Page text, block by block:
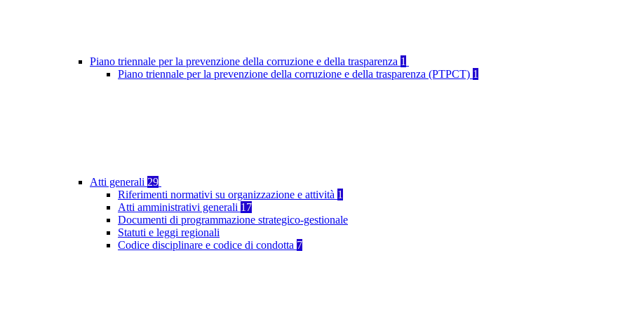
Piano triennale per la prevenzione della corruzione e della trasparenza 1
Piano triennale per la prevenzione della corruzione e della trasparenza (PTPCT) 1
Atti generali 29
Riferimenti normativi su organizzazione e attività 1
Atti amministrativi generali 17
Documenti di programmazione strategico-gestionale
Statuti e leggi regionali
Codice disciplinare e codice di condotta 7